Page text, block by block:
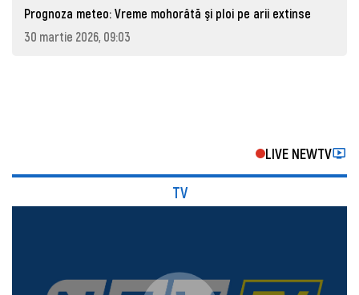
Prognoza meteo: Vreme mohorâtă şi ploi pe arii extinse
30 martie 2026, 09:03
LIVE NEWTV
TV